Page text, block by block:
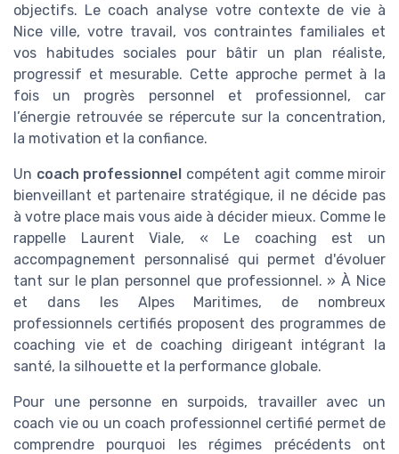
objectifs. Le coach analyse votre contexte de vie à
Nice ville, votre travail, vos contraintes familiales et
vos habitudes sociales pour bâtir un plan réaliste,
progressif et mesurable. Cette approche permet à la
fois un progrès personnel et professionnel, car
l’énergie retrouvée se répercute sur la concentration,
la motivation et la confiance.
Un coach professionnel compétent agit comme miroir
bienveillant et partenaire stratégique, il ne décide pas
à votre place mais vous aide à décider mieux. Comme le
rappelle Laurent Viale, « Le coaching est un
accompagnement personnalisé qui permet d'évoluer
tant sur le plan personnel que professionnel. » À Nice
et dans les Alpes Maritimes, de nombreux
professionnels certifiés proposent des programmes de
coaching vie et de coaching dirigeant intégrant la
santé, la silhouette et la performance globale.
Pour une personne en surpoids, travailler avec un
coach vie ou un coach professionnel certifié permet de
comprendre pourquoi les régimes précédents ont